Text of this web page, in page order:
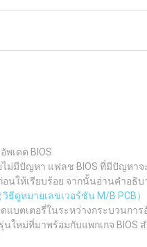
เดต BIOS
ไม่มีปัญหา แฟลช BIOS ที่มีปัญหา
นให้เรียบร้อย จากนั้นอ่านคำอธิ
วิธีดูหมายเลขเวอร์ชัน M/B PCB）
บตเตอรี่ในระหว่างกระบวนการ
ใหม่ที่มาพร้อมกับแพกเกจ BIOS